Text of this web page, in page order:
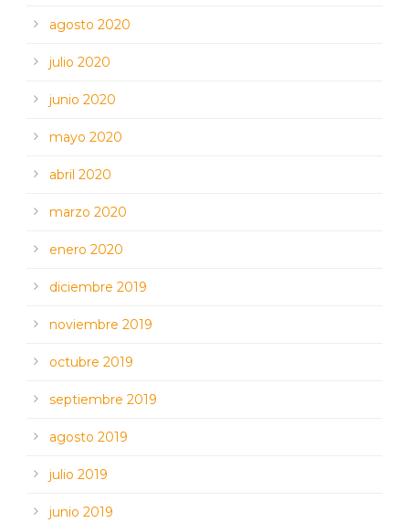
agosto 2020
julio 2020
junio 2020
mayo 2020
abril 2020
marzo 2020
enero 2020
diciembre 2019
noviembre 2019
octubre 2019
septiembre 2019
agosto 2019
julio 2019
junio 2019